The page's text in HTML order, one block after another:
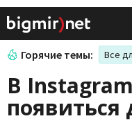
Горячие темы: Все
В
появиться